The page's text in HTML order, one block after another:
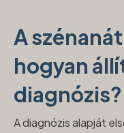
A
hogyan
diagnózis?
A diagnózis alapját